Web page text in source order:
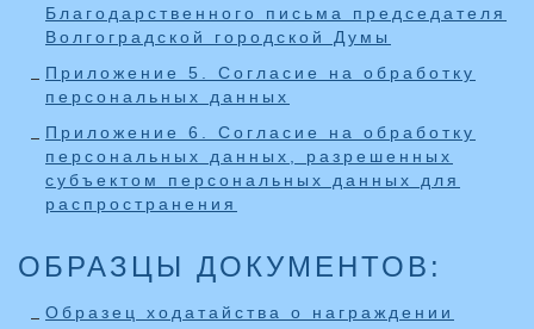
Благодарственного письма председателя
Волгоградской городской Думы
Приложение 5. Согласие на обработку
персональных данных
Приложение 6. Согласие на обработку
персональных данных, разрешенных
субъектом персональных данных для
распространения
ОБРАЗЦЫ ДОКУМЕНТОВ:
Образец ходатайства о награждении